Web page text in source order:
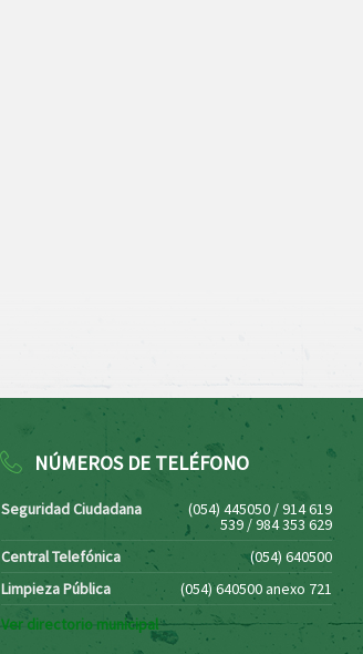
NÚMEROS DE TELÉFONO
Seguridad Ciudadana (054) 445050 / 914 619
539 / 984 353 629
Central Telefónica
(054) 640500
Limpieza Pública
(054) 640500 anexo 721
Ver directorio municipal